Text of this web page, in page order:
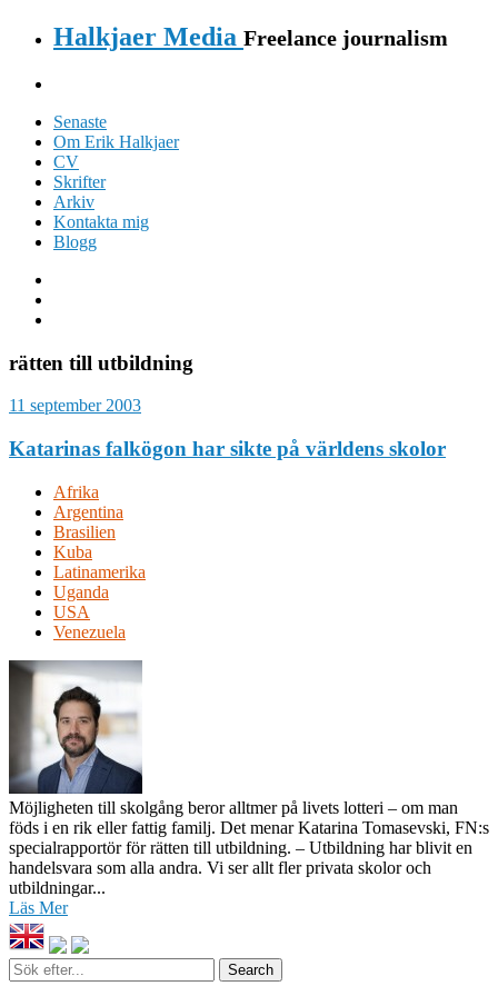
Halkjaer Media Freelance journalism
Senaste
Om Erik Halkjaer
CV
Skrifter
Arkiv
Kontakta mig
Blogg
rätten till utbildning
11 september 2003
Katarinas falkögon har sikte på världens skolor
Afrika
Argentina
Brasilien
Kuba
Latinamerika
Uganda
USA
Venezuela
Möjligheten till skolgång beror alltmer på livets lotteri – om man
föds i en rik eller fattig familj. Det menar Katarina Tomasevski, FN:s
specialrapportör för rätten till utbildning. – Utbildning har blivit en
handelsvara som alla andra. Vi ser allt fler privata skolor och
utbildningar...
Läs Mer
Sök
efter...